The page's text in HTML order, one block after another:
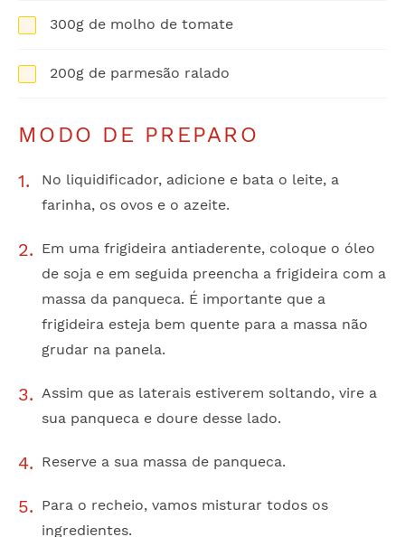
300g de molho de tomate
200g de parmesão ralado
MODO DE PREPARO
No liquidificador, adicione e bata o leite, a
farinha, os ovos e o azeite.
Em uma frigideira antiaderente, coloque o óleo
de soja e em seguida preencha a frigideira com a
massa da panqueca. É importante que a
frigideira esteja bem quente para a massa não
grudar na panela.
Assim que as laterais estiverem soltando, vire a
sua panqueca e doure desse lado.
Reserve a sua massa de panqueca.
Para o recheio, vamos misturar todos os
ingredientes.